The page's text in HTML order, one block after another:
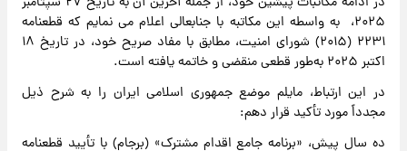
۲۰۲۵، به واسطه این مکاتبه با جنابعالی اعلام می نمایم که قطعنامه
۲۲۳۱ (۲۰۱۵) شورای امنیت، مطابق با مفاد صریح خود، در تاریخ ۱۸
اکتبر ۲۰۲۵ به‌طور قطعی منقضی و خاتمه یافته است.
در این ارتباط، مایلم موضع جمهوری اسلامی ایران را به شرح ذیل
مجدداً مورد تأکید قرار دهم:
ده سال پیش، «برنامه جامع اقدام مشترک» (برجام) با تأیید قطعنامه